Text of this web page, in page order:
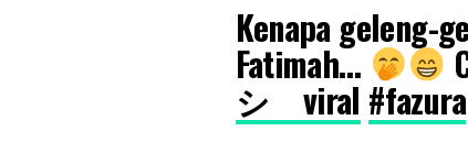
Kenapa geleng-
Fatimah…
シ゚viral #fazura